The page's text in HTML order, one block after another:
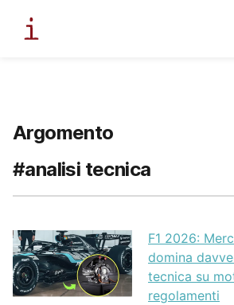
Argomento
#analisi tecnica
F1 2026:
domina
tecnica su
regolamenti